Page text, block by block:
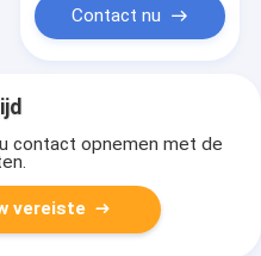
Contact nu
contact opnemen met de
vereiste